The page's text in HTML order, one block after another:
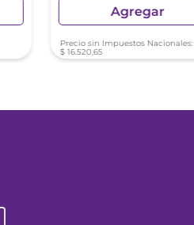
Agregar
Precio sin Impuestos Nacionales:
$ 16.520,65